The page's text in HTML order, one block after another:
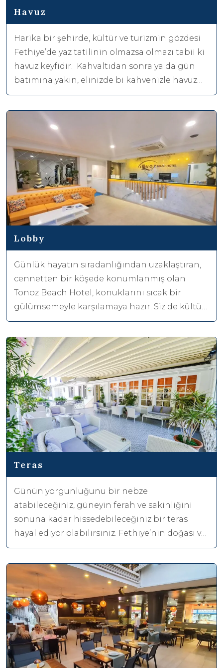
Havuz
Harika bir şehirde, kültür ve turizmin gözdesi
Fethiye’de yaz tatilinin olmazsa olmazı tabii ki
havuz keyfidir. Kahvaltıdan sonra ya da gün
batımına yakın, elinizde bi kahvenizle havuz
başında keyifli bir tatil geçirebilirsiniz.
Lobby
Günlük hayatın sıradanlığından uzaklaştıran,
cennetten bir köşede konumlanmış olan
Tonoz Beach Hotel, konuklarını sıcak bir
gülümsemeyle karşılamaya hazır. Siz de kültür
ve turizmin gözdesi Fethiye’de harika bir tatil
geçirebilirsiniz.
Teras
Günün yorgunluğunu bir nebze
atabileceğiniz, güneyin ferah ve sakinliğini
sonuna kadar hissedebileceğiniz bir teras
hayal ediyor olabilirsiniz. Fethiye’nin doğası ve
temiz havasıyla beraber, tatilinizin daha keyifli
olması için günün her saatinde sizi bekleyen
bir terasımız var.